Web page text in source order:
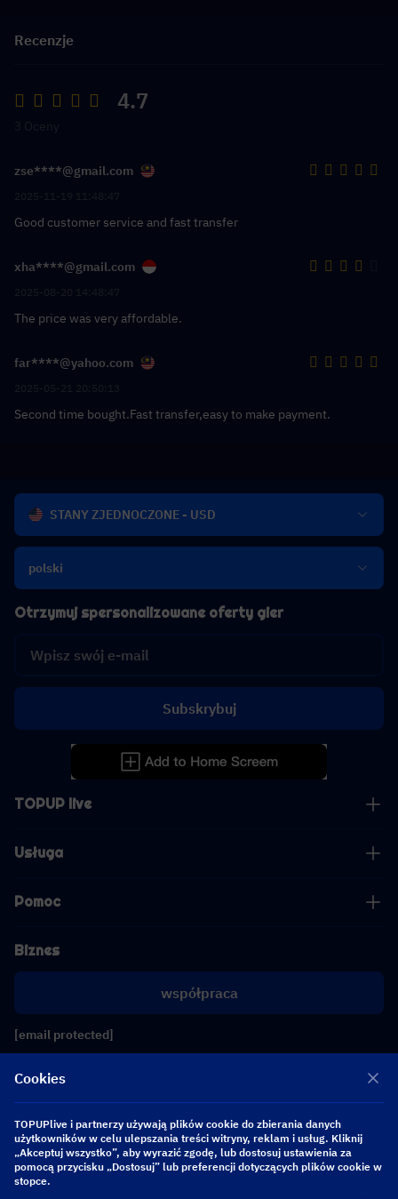
Recenzje
4.7
zse****@gmail.com
Good customer service and fast transfer
xha****@gmail.com
The price was very affordable.
far****@yahoo.com
Second time bought.Fast transfer,easy to make payment.
STANY ZJEDNOCZONE - USD
polski
TOPUP live
Usługa
Pomoc
Biznes
współpraca
[email protected]
Otrzymuj spersonalizowane oferty gier
Subskrybuj
Copyright 2026 SEA WHALE TECHNOLOGY PTE.LTD. All Rights Reserved.
Cookies
TOPUPlive i partnerzy używają plików cookie do zbierania danych
użytkowników w celu ulepszania treści witryny, reklam i usług. Kliknij
„Akceptuj wszystko”, aby wyrazić zgodę, lub dostosuj ustawienia za
pomocą przycisku „Dostosuj” lub preferencji dotyczących plików cookie w
stopce.